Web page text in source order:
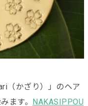
（かざり）」のヘア
ます。 NAKASIPPOU